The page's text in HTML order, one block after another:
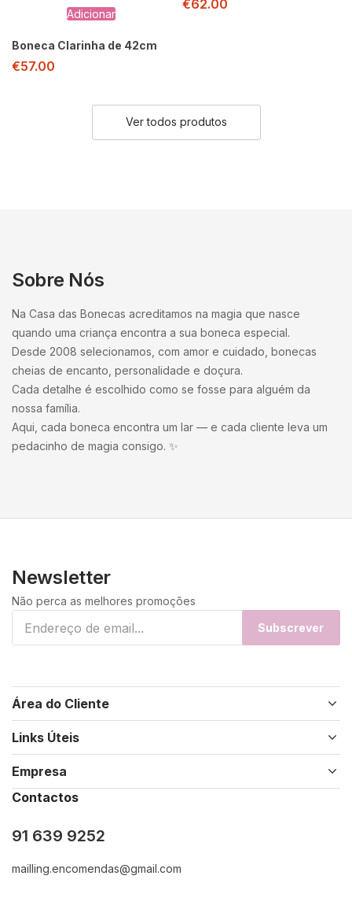
Adicionar
Boneca Clarinha de 42cm
€57.00
€62.00
Ver todos produtos
Sobre Nós
Na Casa das Bonecas acreditamos na magia que nasce
quando uma criança encontra a sua boneca especial.
Desde 2008 selecionamos, com amor e cuidado, bonecas
cheias de encanto, personalidade e doçura.
Cada detalhe é escolhido como se fosse para alguém da
nossa família.
Aqui, cada boneca encontra um lar — e cada cliente leva um
pedacinho de magia consigo. ✨
Newsletter
Não perca as melhores promoções
Subscrever
Área do Cliente
Links Úteis
Empresa
Contactos
91 639 9252
mailling.encomendas@gmail.com